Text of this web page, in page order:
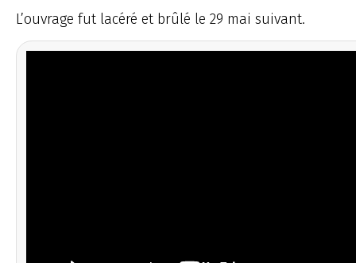
L’ouvrage fut lacéré et brûlé le 29 mai suivant.